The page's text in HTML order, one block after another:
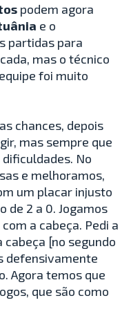
podem agora
e o
partidas para
mas o técnico
foi muito
chances, depois
mas sempre que
No
e melhoramos,
um placar injusto
de 2 a 0. Jogamos
a cabeça. Pedi a
[no segundo
defensivamente
Agora temos que
que são como